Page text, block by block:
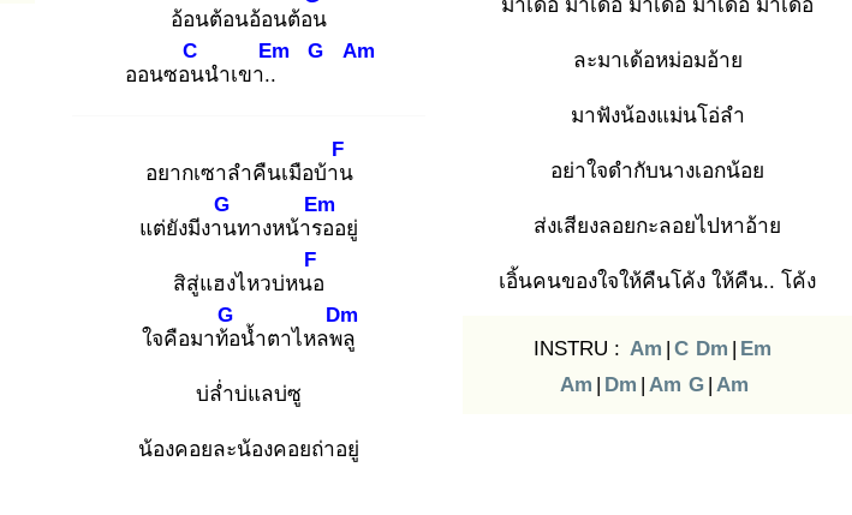
อ้อนต้อนอ้อนต้อน
ออนซอน
C
นำเขา..
Em G Am
อยากเซาลำคืนเมือบ้าน
F
แต่ยังมีงาน
G
ทางหน้ารอ
Em
อยู่
สิสู่แฮงไหวบ่หนอ
F
ใจคือมาท้อ
G
น้ำตาไหลพลู
Dm
บ่ล่ำบ่แลบ่ซู
น้องคอยละน้องคอยถ่าอยู่
มาเด้อ มาเด้อ มาเด้อ มาเด้อ มาเด้อ
ละมาเด้อหม่อมอ้าย
มาฟังน้องแม่นโอ่ลำ
อย่าใจดำกับนางเอกน้อย
ส่งเสียงลอยกะลอยไปหาอ้าย
เอิ้นคนของใจให้คืนโค้ง ให้คืน.. โค้ง
INSTRU : Am | C Dm | Em
Am | Dm | Am G | Am